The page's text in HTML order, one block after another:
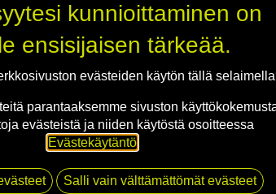
Jaa
Toimitusehdot
kunnioittaminen on
ensisijaisen tärkeää.
evästeiden käytön tällä
parantaaksemme sivuston
evästeistä ja niiden käytöstä osoitteessa
Evästekäytäntö.
Salli vain välttämättömät evästeet